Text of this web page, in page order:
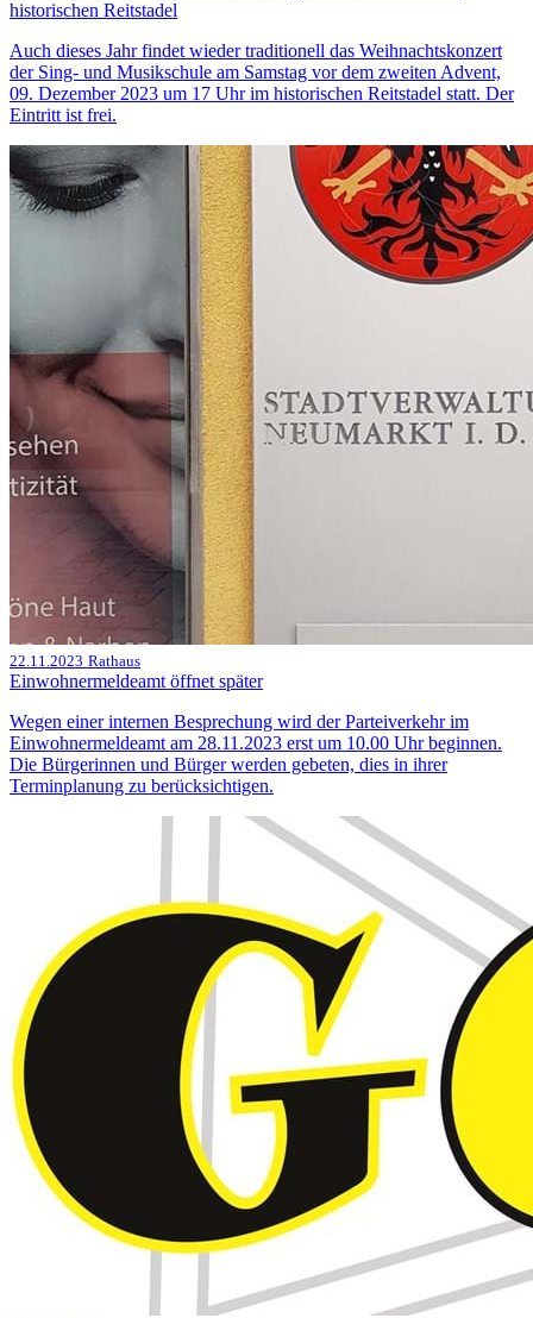
historischen Reitstadel
Auch dieses Jahr findet wieder traditionell das Weihnachtskonzert
der Sing- und Musikschule am Samstag vor dem zweiten Advent,
09. Dezember 2023 um 17 Uhr im historischen Reitstadel statt. Der
Eintritt ist frei.
22.11.2023 Rathaus
Einwohnermeldeamt öffnet später
Wegen einer internen Besprechung wird der Parteiverkehr im
Einwohnermeldeamt am 28.11.2023 erst um 10.00 Uhr beginnen.
Die Bürgerinnen und Bürger werden gebeten, dies in ihrer
Terminplanung zu berücksichtigen.